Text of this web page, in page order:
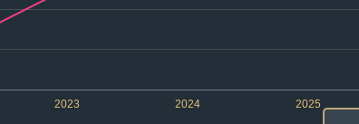
2023 2024 2025